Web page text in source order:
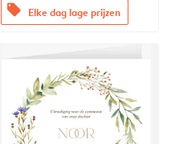
offers Elke dag lage prijzen